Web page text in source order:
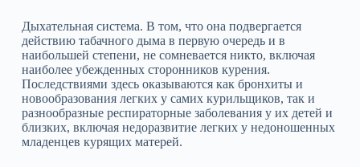
Дыхательная система. В том, что она подвергается
действию табачного дыма в первую очередь и в
наибольшей степени, не сомневается никто, включая
наиболее убежденных сторонников курения.
Последствиями здесь оказываются как бронхиты и
новообразования легких у самих курильщиков, так и
разнообразные респираторные заболевания у их детей и
близких, включая недоразвитие легких у недоношенных
младенцев курящих матерей.